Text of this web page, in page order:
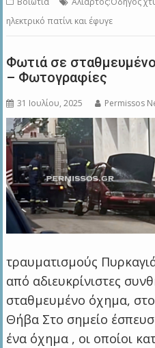
ηλεκτρικό πατίνι και έφυγε
Φωτιά σε
– Φωτογραφίες
31 Ιουλίου, 2025 Permissos
τραυματισμούς
από αδιευκρίνιστες
σταθμευμένο όχημα,
Θήβα Στο σημείο
ένα όχημα , οι οποίοι